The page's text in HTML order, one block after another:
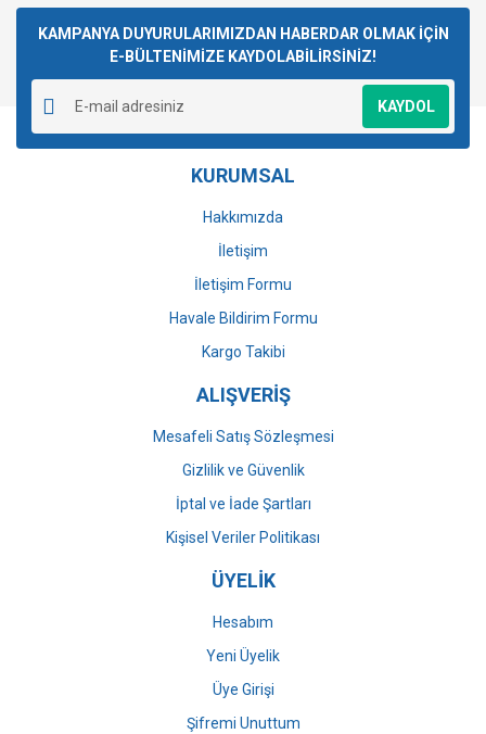
Yorum Yaz
kullanarak tarafımıza iletebilirsiniz.
Görüş ve önerileriniz için teşekkür ederiz.
Ürün resmi kalitesiz, bozuk veya görüntülenemiyor.
Ürün açıklamasında eksik bilgiler bulunuyor.
Ürün bilgilerinde hatalar bulunuyor.
Ürün fiyatı diğer sitelerden daha pahalı.
Gönder
KAMPANYA DUYURULARIMIZDAN HABERDAR OLMAK İÇİN
E-BÜLTENİMİZE KAYDOLABİLİRSİNİZ!
KAYDOL
KURUMSAL
Hakkımızda
İletişim
İletişim Formu
Havale Bildirim Formu
Kargo Takibi
ALIŞVERİŞ
Mesafeli Satış Sözleşmesi
Gizlilik ve Güvenlik
İptal ve İade Şartları
Kişisel Veriler Politikası
ÜYELİK
Hesabım
Yeni Üyelik
Üye Girişi
Şifremi Unuttum